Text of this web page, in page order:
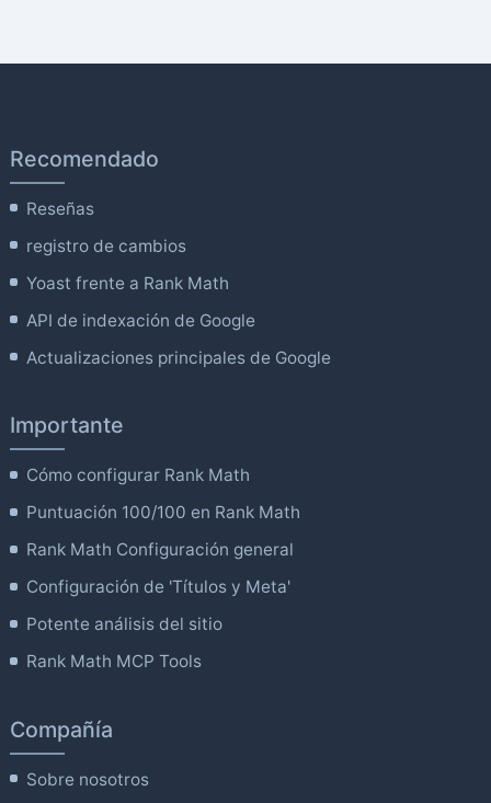
Recomendado
Reseñas
registro de cambios
Yoast frente a Rank Math
API de indexación de Google
Actualizaciones principales de Google
Importante
Cómo configurar Rank Math
Puntuación 100/100 en Rank Math
Rank Math Configuración general
Configuración de 'Títulos y Meta'
Potente análisis del sitio
Rank Math MCP Tools
Compañía
Sobre nosotros